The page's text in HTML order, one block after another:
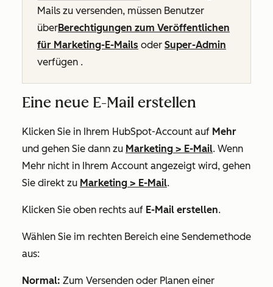
Mails zu versenden, müssen Benutzer
überBerechtigungen zum Veröffentlichen
für Marketing-E-Mails oder Super-Admin
verfügen .
Eine neue E-Mail erstellen
Klicken Sie in Ihrem HubSpot-Account auf Mehr
und gehen Sie dann zu Marketing > E-Mail. Wenn
Mehr nicht in Ihrem Account angezeigt wird, gehen
Sie direkt zu Marketing > E-Mail.
Klicken Sie oben rechts auf E-Mail erstellen.
Wählen Sie im rechten Bereich eine Sendemethode
aus:
Normal: Zum Versenden oder Planen einer